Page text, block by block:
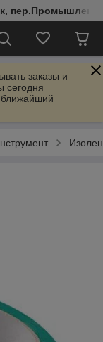
заказы и
сегодня
ближайший